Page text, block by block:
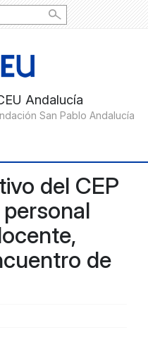
del CEP
de